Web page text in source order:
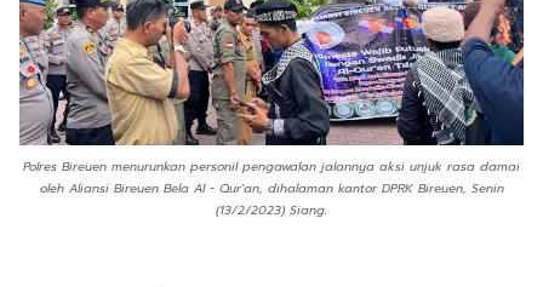
Polres Bireuen menurunkan personil pengawalan jalannya aksi unjuk rasa damai
oleh Aliansi Bireuen Bela Al - Qur'an, dihalaman kantor DPRK Bireuen, Senin
(13/2/2023) Siang.